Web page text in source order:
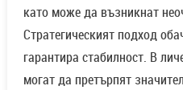
като може да възникнат
Стратегическият подход
гарантира стабилност. В
могат да претърпят